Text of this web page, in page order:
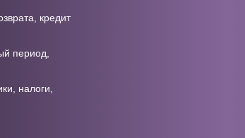
кредит
период,
налоги,